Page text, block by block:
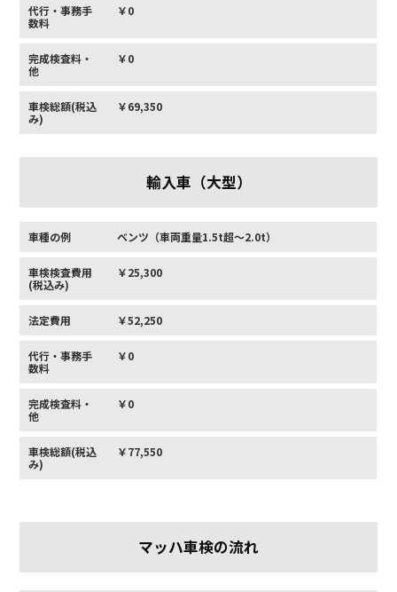
代行・事務手
数料
￥0
完成検査料・
他
￥0
車検総額(税込
み)
￥69,350
輸入車（大型）
車種の例 ベンツ（車両重量1.5t超〜2.0t）
車検検査費用
(税込み)
￥25,300
法定費用 ￥52,250
代行・事務手
数料
￥0
完成検査料・
他
￥0
車検総額(税込
み)
￥77,550
マッハ車検の流れ